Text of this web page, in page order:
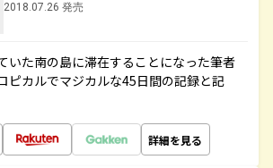
2018.07.26 発売
いた南の島に滞在することになった筆者
ピカルでマジカルな45日間の記録と記
詳細を見る